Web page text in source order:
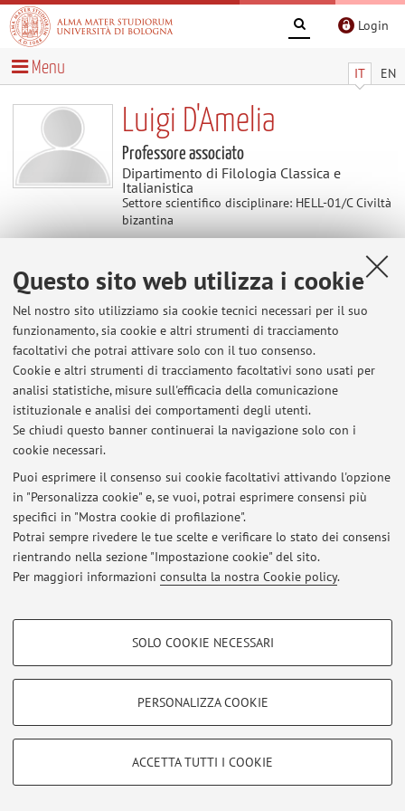
Questo sito web utilizza i cookie
Nel nostro sito utilizziamo sia cookie tecnici necessari per il suo
funzionamento, sia cookie e altri strumenti di tracciamento
facoltativi che potrai attivare solo con il tuo consenso.
Cookie e altri strumenti di tracciamento facoltativi sono usati per
analisi statistiche, misure sull'efficacia della comunicazione
istituzionale e analisi dei comportamenti degli utenti.
Se chiudi questo banner continuerai la navigazione solo con i
cookie necessari.
Puoi esprimere il consenso sui cookie facoltativi attivando l'opzione
in "Personalizza cookie" e, se vuoi, potrai esprimere consensi più
specifici in "Mostra cookie di profilazione".
Potrai sempre rivedere le tue scelte e verificare lo stato dei consensi
rientrando nella sezione "Impostazione cookie" del sito.
Per maggiori informazioni consulta la nostra Cookie policy.
COOKIE DI PROFILAZIONE - FACOLTATIVI
COOKIE TECNICI - NECESSARI
Si tratta di cookie tecnici utilizzati, a titolo esemplificativo, per il corretto
SOLO COOKIE NECESSARI
PERSONALIZZA COOKIE
ACCETTA TUTTI I COOKIE
Login
IT EN
Menu
Luigi D'Amelia
Professore associato
Dipartimento di Filologia Classica e
Italianistica
Settore scientifico disciplinare: HELL-01/C Civiltà
bizantina
Pubblicazioni
vai alle Pubblicazioni
Pubblicazioni antecedenti il 2004
Ultimi avvisi
Al momento non sono presenti avvisi.
Area riservata
per gestire tutti i contenuti del sito.